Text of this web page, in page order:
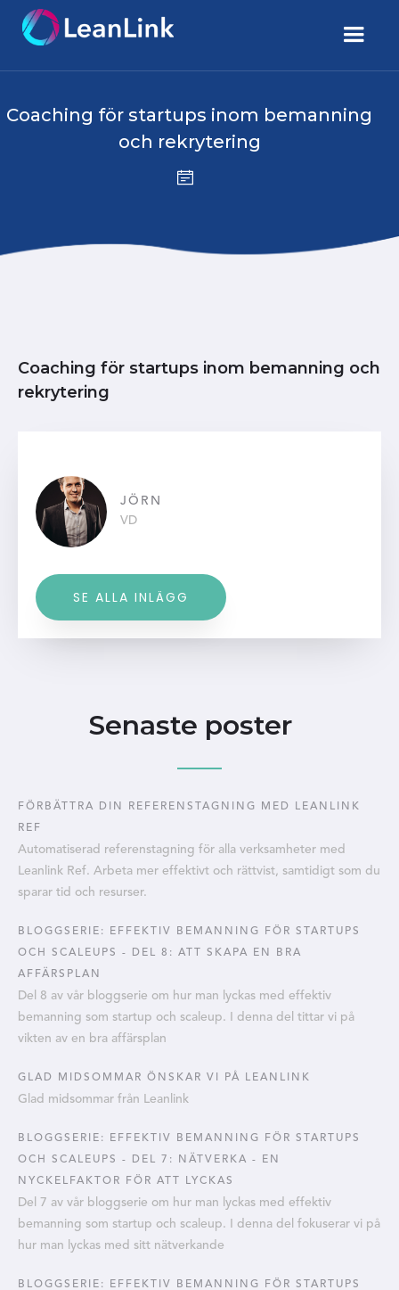
Coaching för startups inom bemanning
och rekrytering
Coaching för startups inom bemanning och
rekrytering
JÖRN
VD
SE ALLA INLÄGG
Senaste poster
FÖRBÄTTRA DIN REFERENSTAGNING MED LEANLINK
REF
Automatiserad referenstagning för alla verksamheter med
Leanlink Ref. Arbeta mer effektivt och rättvist, samtidigt som du
sparar tid och resurser.
BLOGGSERIE: EFFEKTIV BEMANNING FÖR STARTUPS
OCH SCALEUPS - DEL 8: ATT SKAPA EN BRA
AFFÄRSPLAN
Del 8 av vår bloggserie om hur man lyckas med effektiv
bemanning som startup och scaleup. I denna del tittar vi på
vikten av en bra affärsplan
GLAD MIDSOMMAR ÖNSKAR VI PÅ LEANLINK
Glad midsommar från Leanlink
BLOGGSERIE: EFFEKTIV BEMANNING FÖR STARTUPS
OCH SCALEUPS - DEL 7: NÄTVERKA - EN
NYCKELFAKTOR FÖR ATT LYCKAS
Del 7 av vår bloggserie om hur man lyckas med effektiv
bemanning som startup och scaleup. I denna del fokuserar vi på
hur man lyckas med sitt nätverkande
BLOGGSERIE: EFFEKTIV BEMANNING FÖR STARTUPS